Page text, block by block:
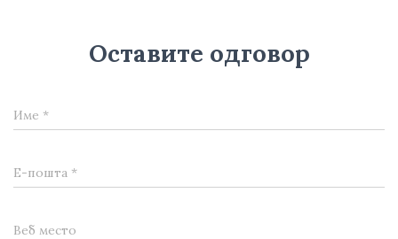
Оставите одговор
Име *
Е-пошта *
Веб место